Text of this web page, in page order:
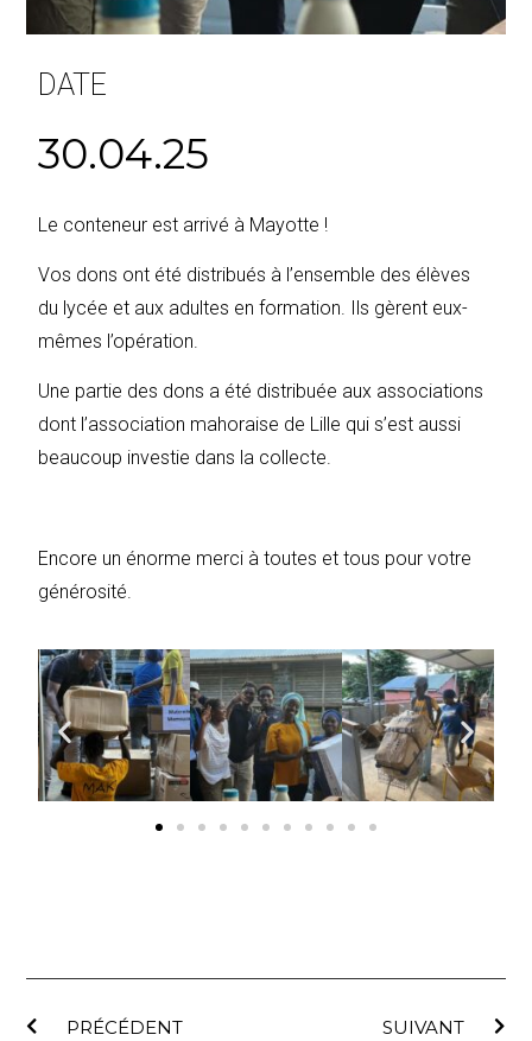
DATE
30.04.25
Le conteneur est arrivé à Mayotte !
Vos dons ont été distribués à l’ensemble des élèves
du lycée et aux adultes en formation. Ils gèrent eux-
mêmes l’opération.
Une partie des dons a été distribuée aux associations
dont l’association mahoraise de Lille qui s’est aussi
beaucoup investie dans la collecte.
Encore un énorme merci à toutes et tous pour votre
générosité.
PRÉCÉDENT SUIVANT